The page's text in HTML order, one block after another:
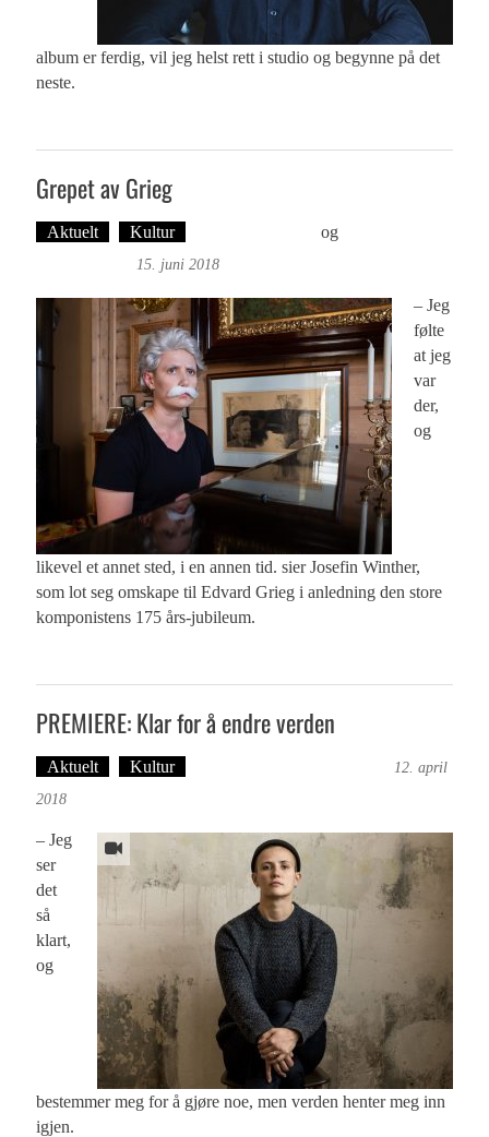
album er ferdig, vil jeg helst rett i studio og begynne på det
neste.
Grepet av Grieg
Aktuelt Kultur og
15. juni 2018
– Jeg
følte
at jeg
var
der,
og
likevel et annet sted, i en annen tid. sier Josefin Winther,
som lot seg omskape til Edvard Grieg i anledning den store
komponistens 175 års-jubileum.
PREMIERE: Klar for å endre verden
Aktuelt Kultur
12. april
2018
– Jeg
ser
det
så
klart,
og
bestemmer meg for å gjøre noe, men verden henter meg inn
igjen.